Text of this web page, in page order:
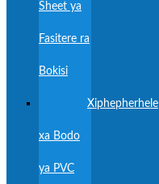
Sheet ya
Fasitere ra
Bokisi
Xiphepherhele
xa Bodo
ya PVC